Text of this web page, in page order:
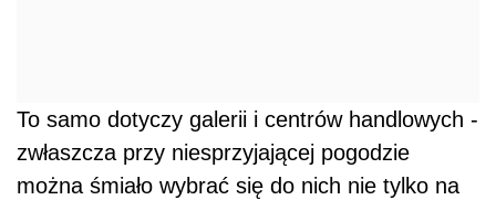
To samo dotyczy galerii i centrów handlowych -
zwłaszcza przy niesprzyjającej pogodzie
można śmiało wybrać się do nich nie tylko na